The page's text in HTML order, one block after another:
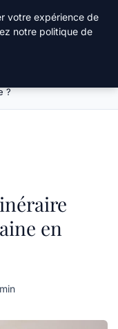
parfait pour une
?
en
votre expérience de
notre politique de